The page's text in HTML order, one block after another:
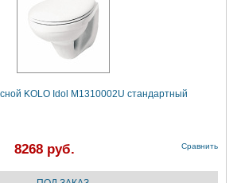
KOLO Idol M1310002U стандартный
8268 руб. Сравнить